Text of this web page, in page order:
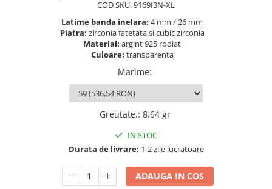
COD SKU: 9169I3N-XL
Latime banda inelara: 4 mm / 26 mm
Piatra: zirconia fatetata si cubic zirconia
Material: argint 925 rodiat
Culoare: transparenta
Marime:
Greutate.: 8.64 gr
IN STOC
Durata de livrare: 1-2 zile lucratoare
ADAUGA IN COS